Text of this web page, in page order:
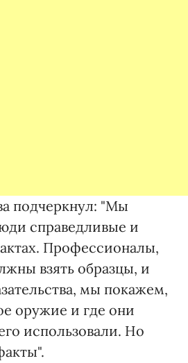
подчеркнул: "Мы
справедливые и
Профессионалы,
взять образцы, и
мы покажем,
оружие и где они
использовали. Но